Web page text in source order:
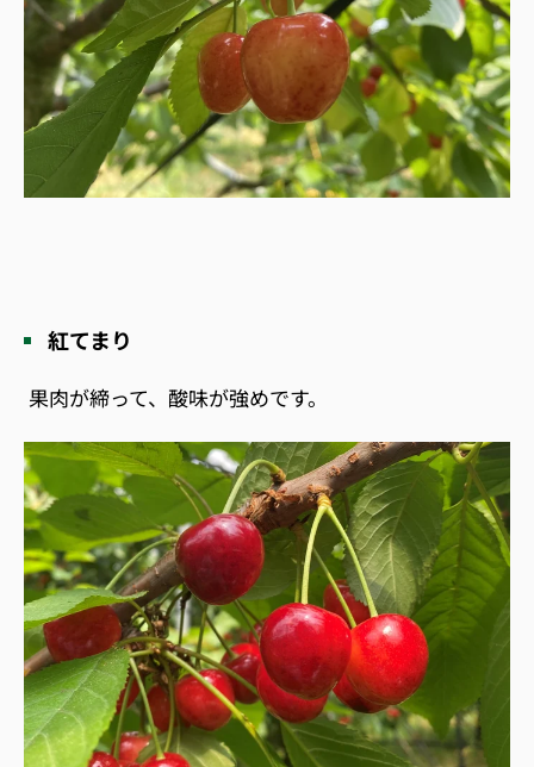
紅てまり
果肉が締って、酸味が強めです。